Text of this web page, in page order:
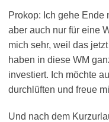
Prokop: Ich gehe Ende
aber auch nur für eine
mich sehr, weil das
haben in diese WM
investiert. Ich möchte
durchlüften und freue
Und nach dem